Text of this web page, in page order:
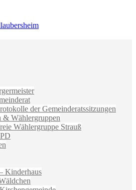
der Gemeinderatssitzungen
& Wählergruppen
Wählergruppe Strauß
Kinderhaus